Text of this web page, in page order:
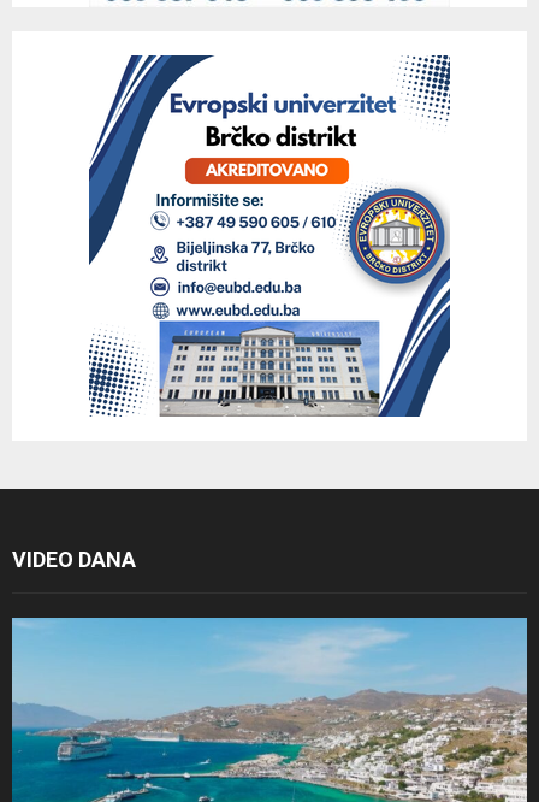
VIDEO DANA